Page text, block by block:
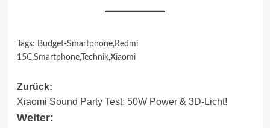
Tags: Budget-Smartphone,Redmi
15C,Smartphone,Technik,Xiaomi
Beitragsnavigation
Zurück:
Xiaomi Sound Party Test: 50W Power & 3D-Licht!
Weiter: